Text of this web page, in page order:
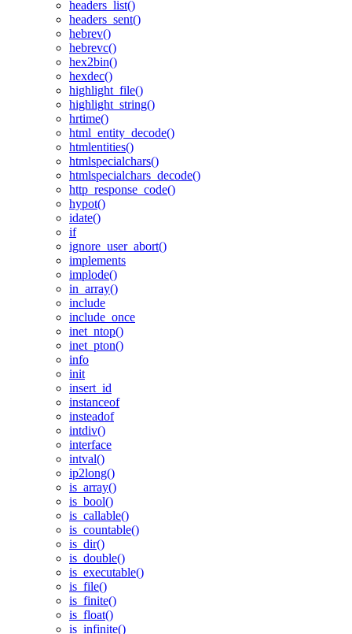
headers_list()
headers_sent()
hebrev()
hebrevc()
hex2bin()
hexdec()
highlight_file()
highlight_string()
hrtime()
html_entity_decode()
htmlentities()
htmlspecialchars()
htmlspecialchars_decode()
http_response_code()
hypot()
idate()
if
ignore_user_abort()
implements
implode()
in_array()
include
include_once
inet_ntop()
inet_pton()
info
init
insert_id
instanceof
insteadof
intdiv()
interface
intval()
ip2long()
is_array()
is_bool()
is_callable()
is_countable()
is_dir()
is_double()
is_executable()
is_file()
is_finite()
is_float()
is_infinite()